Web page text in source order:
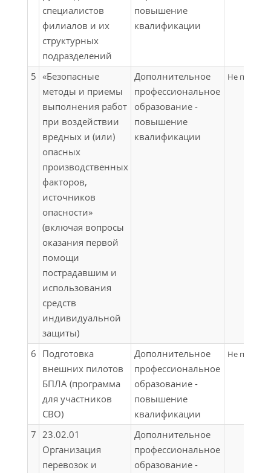
специалистов
филиалов и их
структурных
подразделений
повышение
квалификации
5 «Безопасные
методы и приемы
выполнения работ
при воздействии
вредных и (или)
опасных
производственных
факторов,
источников
опасности»
(включая вопросы
оказания первой
помощи
пострадавшим и
использования
средств
индивидуальной
защиты)
Дополнительное
профессиональное
образование -
повышение
квалификации
Не
6 Подготовка
внешних пилотов
БПЛА (программа
для участников
СВО)
Дополнительное
профессиональное
образование -
повышение
квалификации
Не
7 23.02.01
Организация
перевозок и
Дополнительное
профессиональное
образование -